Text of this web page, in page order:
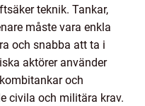
teknik. Tankar,
måste vara enkla
och snabba att ta i
aktörer använder
och
civila och militära krav.